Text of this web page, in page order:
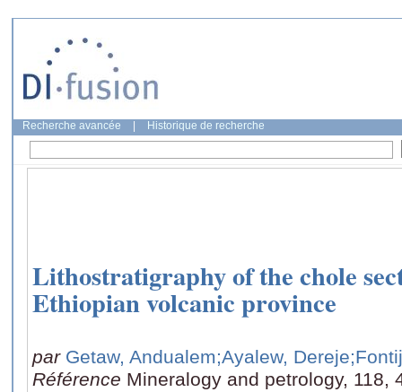
Recherche avancée Historique de recherche
Lithostratigraphy of the chole
Ethiopian volcanic province
par Getaw, Andualem;Ayalew, Dereje
Référence Mineralogy and petrology, 118,